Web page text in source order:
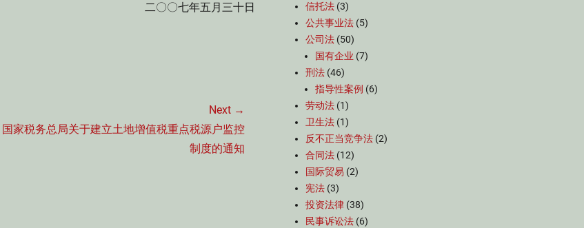
二〇〇七年五月三十日
Next →
Next
国家税务总局关于建立土地增值税重点税源户监控
制度的通知
信托法 (3)
公共事业法 (5)
公司法 (50)
国有企业 (7)
刑法 (46)
指导性案例 (6)
劳动法 (1)
卫生法 (1)
反不正当竞争法 (2)
合同法 (12)
国际贸易 (2)
宪法 (3)
投资法律 (38)
民事诉讼法 (6)